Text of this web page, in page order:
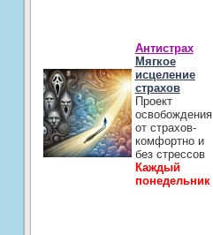
Антистрах
Мягкое
исцеление
страхов
Проект
освобождения
от страхов-
комфортно и
без стрессов
Каждый
понедельник